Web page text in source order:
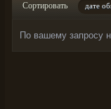
Сортировать дате
По вашему запросу